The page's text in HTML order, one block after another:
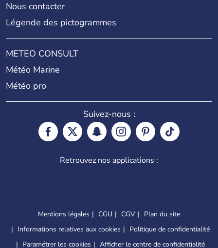
Nous contacter
Légende des pictogrammes
METEO CONSULT
Météo Marine
Météo pro
Suivez-nous :
Retrouvez nos applications :
Mentions légales CGU CGV
Plan du site
Informations relatives aux cookies
Politique de confidentialité
Paramétrer les cookies
Afficher le centre de confidentialité